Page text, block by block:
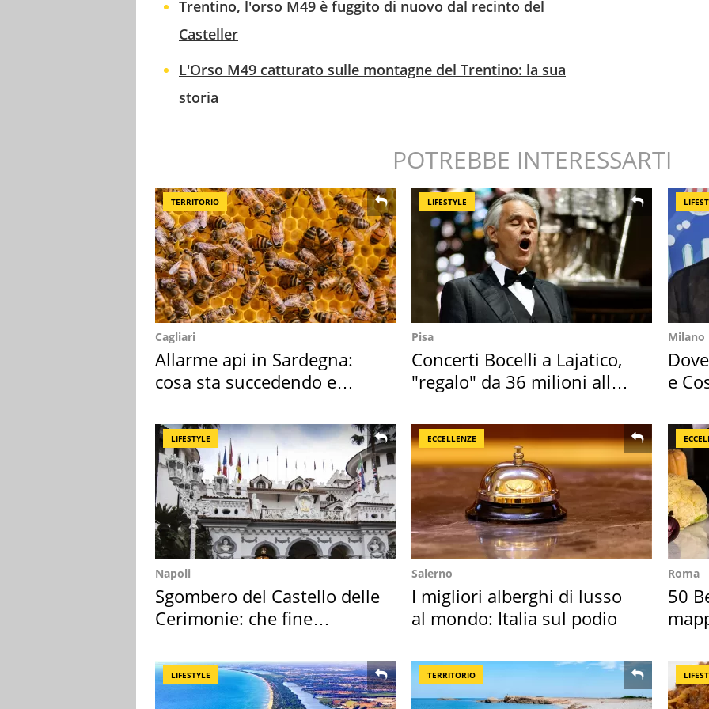
Trentino, l'orso M49 è fuggito di nuovo dal recinto del
Casteller
L'Orso M49 catturato sulle montagne del Trentino: la sua
storia
POTREBBE INTERESSARTI
TERRITORIO
Cagliari
Allarme api in Sardegna:
cosa sta succedendo e
LIFESTYLE
Pisa
Concerti Bocelli a Lajatico,
"regalo" da 36 milioni alla
Milano
e
LIFESTYLE
Napoli
Sgombero del Castello delle
Cerimonie: che fine
ECCELLENZE
Salerno
I migliori alberghi di lusso
al mondo: Italia sul podio
Roma
50
LIFESTYLE TERRITORIO